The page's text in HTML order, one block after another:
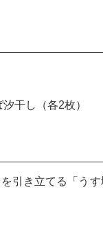
干し（各2枚）
引き立てる「うす